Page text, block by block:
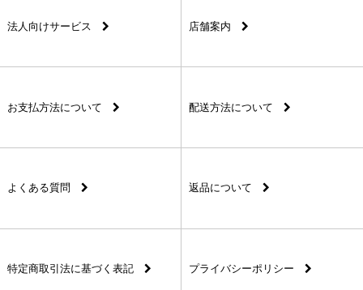
法人向けサービス 店舗案内
お支払方法について 配送方法について
よくある質問 返品について
特定商取引法に基づく表記 プライバシーポリシー